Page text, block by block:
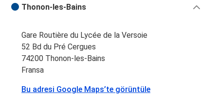
Thonon-les-Bains
Gare Routière du Lycée de la Versoie
52 Bd du Pré Cergues
74200 Thonon-les-Bains
Fransa
Bu adresi Google Maps’te görüntüle